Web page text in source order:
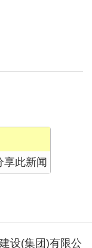
享此新闻
设(集团)有限公